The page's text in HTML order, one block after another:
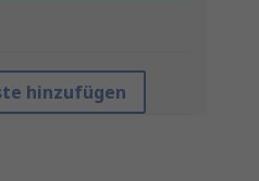
hinzufügen